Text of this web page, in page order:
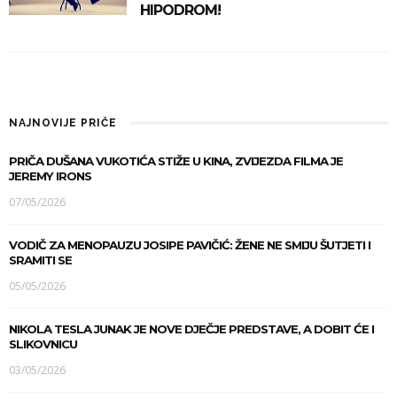
HIPODROM!
NAJNOVIJE PRIČE
PRIČA DUŠANA VUKOTIĆA STIŽE U KINA, ZVIJEZDA FILMA JE
JEREMY IRONS
07/05/2026
VODIČ ZA MENOPAUZU JOSIPE PAVIČIĆ: ŽENE NE SMIJU ŠUTJETI I
SRAMITI SE
05/05/2026
NIKOLA TESLA JUNAK JE NOVE DJEČJE PREDSTAVE, A DOBIT ĆE I
SLIKOVNICU
03/05/2026